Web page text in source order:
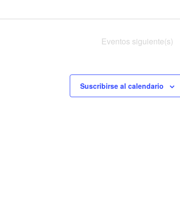
Eventos siguiente(s)
Suscribirse al calendario